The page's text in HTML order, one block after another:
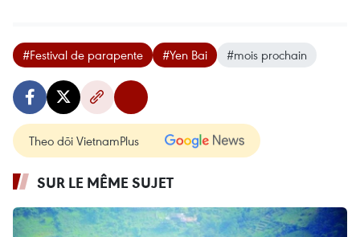
#Festival de parapente #Yen Bai #mois prochain
Theo dõi VietnamPlus
SUR LE MÊME SUJET